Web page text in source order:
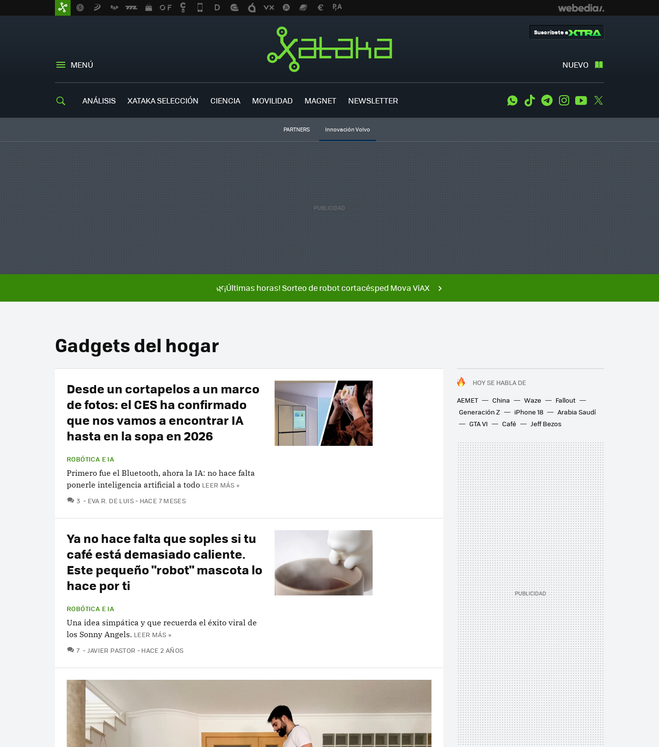
MENÚ NUEVO
Suscríbete a
ANÁLISIS XATAKA SELECCIÓN CIENCIA MOVILIDAD MAGNET NEWSLETTER WhatsApp
Tiktok TelegramInstagramYoutube
PARTNERS Innovación Volvo
🌿¡Últimas horas! Sorteo de robot cortacésped Mova ViAX
Gadgets del hogar
HOY SE HABLA DE
AEMET
China Waze
Fallout
Generación Z
iPhone 18
Arabia Saudí
GTA VI
Café Jeff Bezos
Desde un cortapelos a un marco
de fotos: el CES ha confirmado
que nos vamos a encontrar IA
hasta en la sopa en 2026
ROBÓTICA E IA
Primero fue el Bluetooth, ahora la IA: no hace falta
ponerle inteligencia artificial a todo LEER MÁS »
3 COMENTARIOS
EVA R. DE LUIS HACE 7 MESES
Ya no hace falta que soples si tu
café está demasiado caliente.
Este pequeño "robot" mascota lo
hace por ti
ROBÓTICA E IA
Una idea simpática y que recuerda el éxito viral de
los Sonny Angels. LEER MÁS »
7 COMENTARIOS
JAVIER PASTOR HACE 2 AÑOS